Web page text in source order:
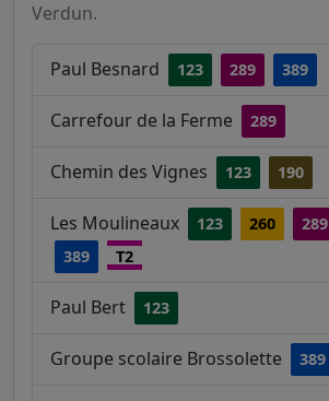
Verdun.
Paul Besnard 123 289 389
Carrefour de la Ferme 289
Chemin des Vignes 123 190
Les Moulineaux 123 260
289
389
T2
Paul Bert 123
Groupe scolaire Brossolette 389